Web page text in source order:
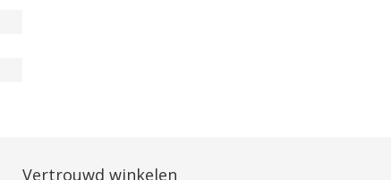
Vertrouwd winkelen